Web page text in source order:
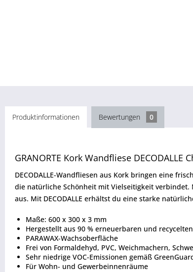
Produktinformationen Bewertungen 0
GRANORTE Kork Wandfliese
DECODALLE-Wandfliesen aus Kork bringen eine
die natürliche Schönheit mit Vielseitigkeit
aus. Mit DECODALLE erhältst du eine starke
Maße: 600 x 300 x 3 mm
Hergestellt aus 90 % erneuerbaren und
PARAWAX-Wachsoberfläche
Frei von Formaldehyd, PVC, Weichmachern,
Sehr niedrige VOC-Emissionen gemäß
Für Wohn- und Gewerbeinnenräume